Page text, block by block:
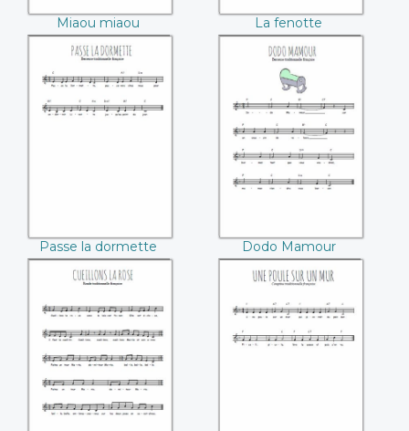
Miaou miaou La fenotte
Passe la dormette
Passe la dormette
Dodo Mamour
Dodo Mamour
Cueillons la rose
Une poule sur un
mur